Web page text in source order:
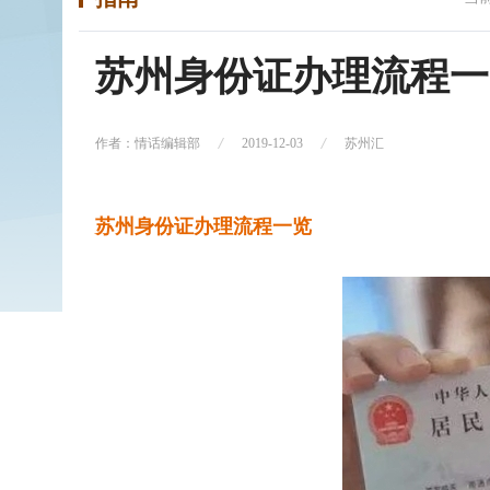
苏州身份证办理流程
作者：情话编辑部 2019-12-03 苏州汇
苏州身份证办理流程一览